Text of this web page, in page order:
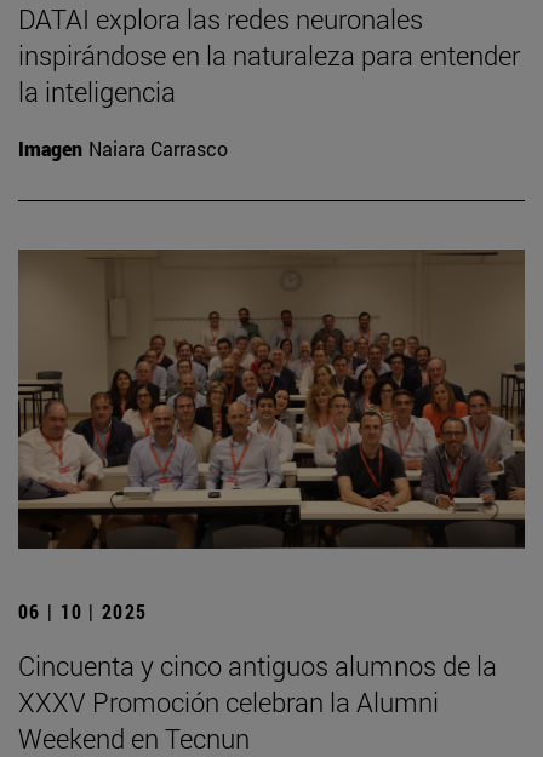
DATAI explora las redes neuronales
inspirándose en la naturaleza para entender
la inteligencia
Imagen Naiara Carrasco
06 | 10 | 2025
Cincuenta y cinco antiguos alumnos de la
XXXV Promoción celebran la Alumni
Weekend en Tecnun